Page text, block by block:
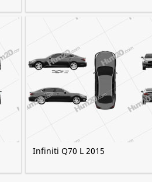
Infiniti Q70 L 2015